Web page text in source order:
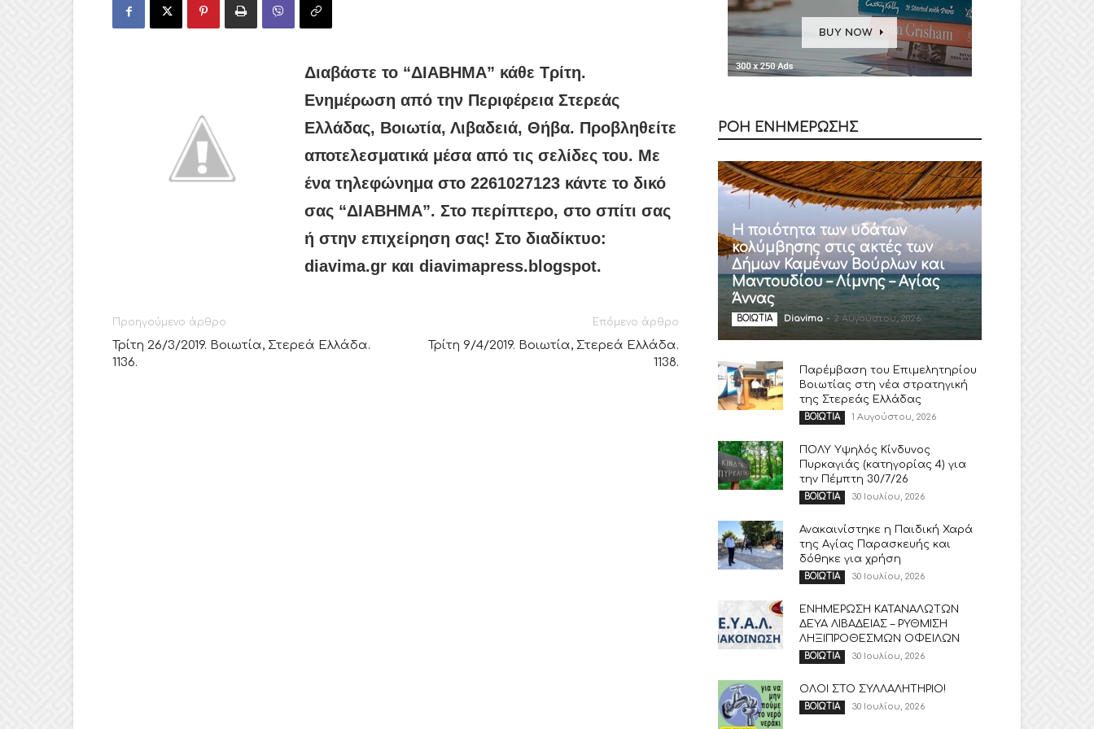
Διαβάστε το “ΔIABHMA” κάθε Τρίτη.
Ενημέρωση από την Περιφέρεια Στερεάς
Ελλάδας, Βοιωτία, Λιβαδειά, Θήβα. Προβληθείτε
αποτελεσματικά μέσα από τις σελίδες του. Με
ένα τηλεφώνημα στο 2261027123 κάντε το δικό
σας “ΔΙΑΒΗΜΑ”. Στο περίπτερο, στο σπίτι σας
ή στην επιχείρηση σας! Στο διαδίκτυο:
diavima.gr και diavimapress.blogspot.
Προηγούμενο άρθρο
Τρίτη 26/3/2019. Βοιωτία, Στερεά Ελλάδα.
1136.
Επόμενο άρθρο
Τρίτη 9/4/2019. Βοιωτία, Στερεά Ελλάδα.
1138.
ΡΟΗ ΕΝΗΜΕΡΩΣΗΣ
Η ποιότητα των υδάτων
κολύμβησης στις ακτές των
Δήμων Καμένων Βούρλων και
Μαντουδίου – Λίμνης – Αγίας
Άννας
ΒΟΙΩΤΙΑ Diavima - 2 Αυγούστου, 2026
Παρέμβαση του Επιμελητηρίου
Βοιωτίας στη νέα στρατηγική
της Στερεάς Ελλάδας
ΒΟΙΩΤΙΑ 1 Αυγούστου, 2026
ΠΟΛΥ Υψηλός Κίνδυνος
Πυρκαγιάς (κατηγορίας 4) για
την Πέμπτη 30/7/26
ΒΟΙΩΤΙΑ 30 Ιουλίου, 2026
Ανακαινίστηκε η Παιδική Χαρά
της Αγίας Παρασκευής και
δόθηκε για χρήση
ΒΟΙΩΤΙΑ 30 Ιουλίου, 2026
ΕΝΗΜΕΡΩΣΗ ΚΑΤΑΝΑΛΩΤΩΝ
ΔΕΥΑ ΛΙΒΑΔΕΙΑΣ – ΡΥΘΜΙΣΗ
ΛΗΞΙΠΡΟΘΕΣΜΩΝ ΟΦΕΙΛΩΝ
ΒΟΙΩΤΙΑ 30 Ιουλίου, 2026
ΟΛΟΙ ΣΤΟ ΣΥΛΛΑΛΗΤΗΡΙΟ!
ΒΟΙΩΤΙΑ 30 Ιουλίου, 2026